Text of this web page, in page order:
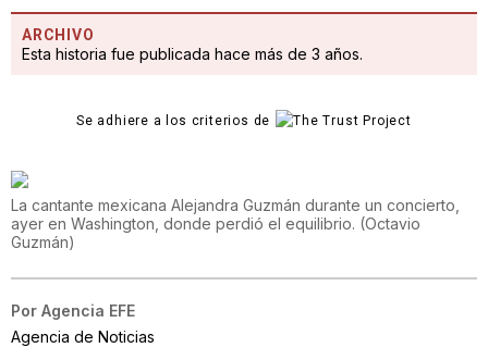
ARCHIVO
Esta historia fue publicada hace más de 3 años.
Se adhiere a los criterios de
La cantante mexicana Alejandra Guzmán durante un concierto,
ayer en Washington, donde perdió el equilibrio. (Octavio
Guzmán)
Por Agencia EFE
Agencia de Noticias